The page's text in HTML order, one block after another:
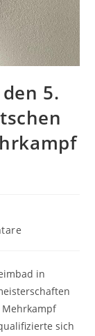
5.
in
Mehrkampf
sich